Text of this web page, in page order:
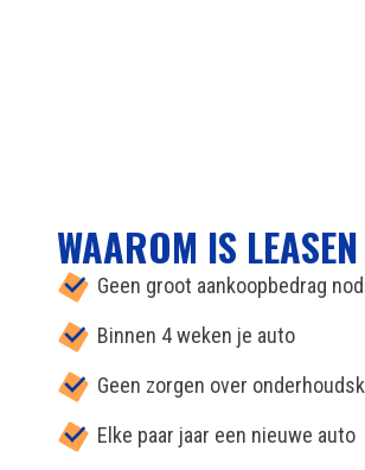
WAAROM IS
Geen groot aankoopbedrag
Binnen 4 weken je auto
Geen zorgen over
Elke paar jaar een nieuwe auto